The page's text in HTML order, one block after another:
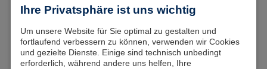
Rechtsanwälte Mack & Koch-Fontana, Heidenheim,
Kanzlei für Kaufrecht, Prüfung Ihrer Rechte aus dem
Kaufvertrag, Minderung, Mängelbeseitigung, Rücktritt, Sch
Weiterlesen
Ihre Privatsphäre ist uns wichtig
Um unsere Website für Sie optimal zu gestalten und
fortlaufend verbessern zu können, verwenden wir Cookies
und gezielte Dienste. Einige sind technisch unbedingt
erforderlich, während andere uns helfen, Ihre